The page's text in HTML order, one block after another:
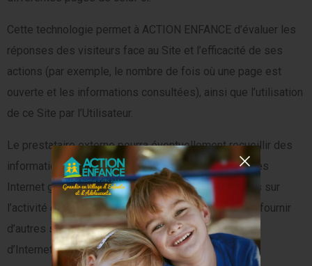
Cette technologie permet à ACTION ENFANCE d’évaluer les
réponses des visiteurs face au Site et l’efficacité de ses
actions (par exemple, le nombre de fois où une page est
ouverte et les informations consultées), ainsi que l’utilisation
de ce Site par l’Utilisateur.
Le prestataire externe pourra éventuellement recueillir des
informations sur les visiteurs du Site et d’autres sites
Internet grâce à ces balises, constituer des rapports sur
l’activité du Site à l’attention d’ACTION ENFANCE, et fournir
d’autres services relatifs à l’utilisation de celui-ci et
d’Internet.